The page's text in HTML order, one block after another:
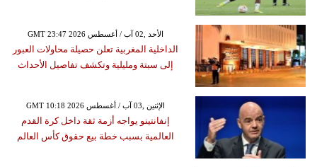
GMT 23:47 2026 الأحد ,02 آب / أغسطس
الداخلية المغربية تعلن حصيلة محاولات العبور
إلى سبتة ومليلية وتكشف تفاصيل الأحداث
GMT 10:18 2026 الإثنين ,03 آب / أغسطس
إنفانتينو يواجه أزمة ثقة داخل كرة القدم
العالمية بسبب خطة بيع حقوق كأس العالم